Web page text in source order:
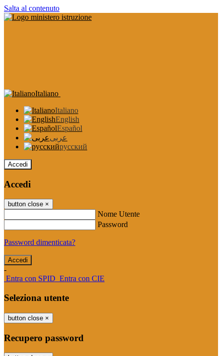
Salta al contenuto
Italiano
Italiano
English
Español
عربى
русский
Accedi
Accedi
button close ×
Nome Utente
Password
Password dimenticata?
-
Entra con SPID Entra con CIE
Seleziona utente
button close ×
Recupero password